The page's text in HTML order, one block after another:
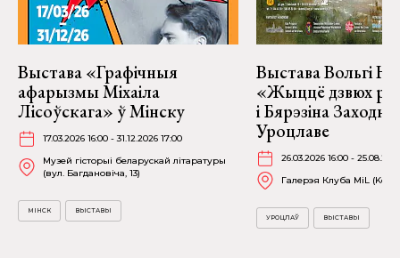
Выстава «Графічныя
афарызмы Міхаіла
Лісоўскага» ў Мінску
17.03.2026 16:00 - 31.12.2026 17:00
Музей гісторыі беларускай літаратуры
(вул. Багдановіча, 13)
МІНСК ВЫСТАВЫ
Выстава Вольгі
«Жыццё дзвюх
і Бярэзіна
Уроцлаве
26.03.2026 16:00 -
Галерэя Клуба MiL
УРОЦЛАЎ ВЫСТАВЫ